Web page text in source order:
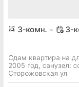
3-комн. 3-
Сдам квартира на
2005 год, cанузел:
Сторожовская ул